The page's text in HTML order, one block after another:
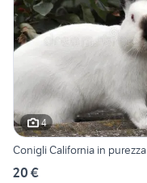
4
Conigli California in purezza
20 €